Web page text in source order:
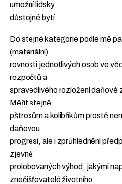
umožní lidsky
důstojné bytí.
Do stejné kategorie podle mě
(materiální)
rovnosti jednotlivých osob ve
rozpočtů a
spravedlivého rozložení daňové
Měřit stejně
pštrosům a kolibříkům prostě
daňovou
progresi, ale i zprůhlednění
zjevně
prolobovaných výhod, jakými
znečišťovatelé životního